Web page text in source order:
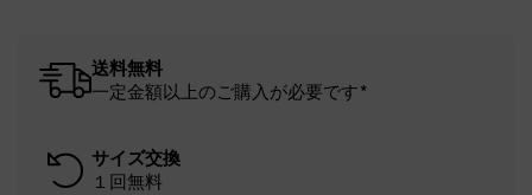
送料無料
一定金額以上のご購入が必要です*
サイズ交換
１回無料